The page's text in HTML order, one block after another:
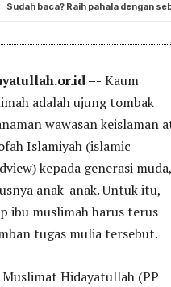
Sudah baca? Raih pahala dengan
–- Kaum
adalah ujung tombak
wawasan keislaman
Islamiyah (islamic
kepada generasi muda,
anak-anak. Untuk itu,
ibu muslimah harus terus
tugas mulia tersebut.
Hidayatullah (PP